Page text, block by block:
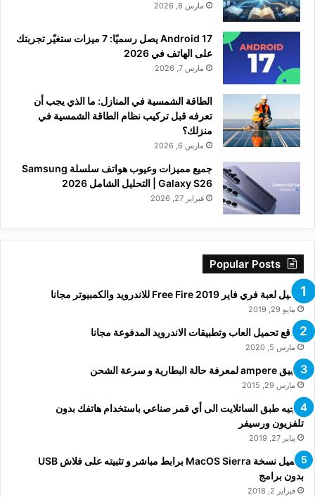
مارس 8, 2026
Android 17 يصل رسميًا: 7 ميزات ستغيّر تجربتك
على الهاتف في 2026
مارس 7, 2026
الطاقة الشمسية في المنازل: ما الذي يجب أن
تعرفه قبل تركيب نظام الطاقة الشمسية في
منزلك؟
مارس 6, 2026
جميع مميزات وعيوب هواتف سلسلة Samsung
Galaxy S26 | التحليل الشامل 2026
فبراير 27, 2026
Popular Posts
تحميل لعبة فري فاير Free Fire 2019 للاندرويد والكمبيوتر مجانا
مايو 29, 2019
مواقع تحميل العاب وتطبيقات الاندرويد المدفوعة مجانا
مارس 5, 2020
تطبيق ampere لمعرفة حالة البطارية و سرعة الشحن
مارس 29, 2015
توجيه طبق الساتلايت الى أي قمر صناعي باستخدام هاتفك بدون
تلفزيون ورسيفر
يناير 27, 2019
تحميل نسخة MacOS Sierra برابط مباشر و تثبيته على فلاش USB
بدون برامج
فبراير 2, 2018